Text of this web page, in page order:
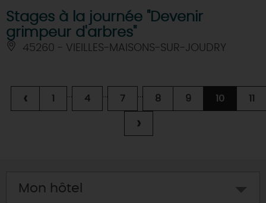
Stages à la journée "Devenir
grimpeur d'arbres"
45260 - VIEILLES-MAISONS-SUR-JOUDRY
‹ 1 ... 4 ... 7 ... 8 9 10 11
›
Mon hôtel